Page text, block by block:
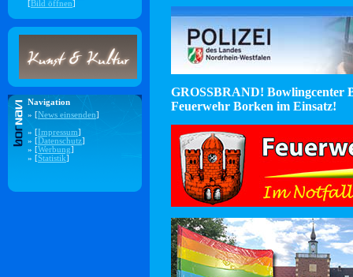
[Bild öffnen]
Navigation
» [News einsenden]
» [Impressum]
» [Datenschutz]
» [Werbung]
» [Statistik]
GROSSBRAND! Bowlingcenter
Feuerwehr Borken im Einsatz!